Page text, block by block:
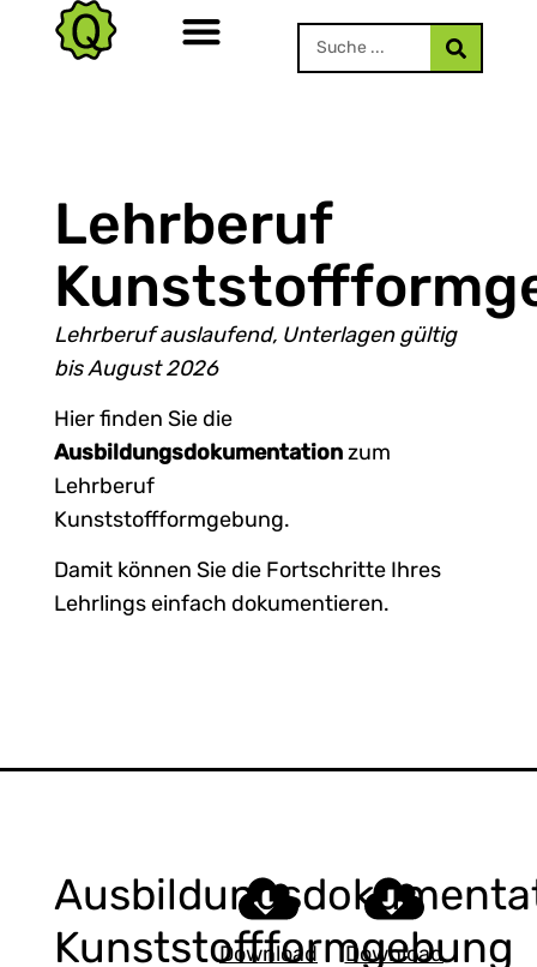
Lehrberuf
Lehrberuf auslaufend, Unterlagen gültig
bis August 2026
Hier finden Sie die
Ausbildungsdokumentationzum
Lehrberuf
Kunststoffformgebung.
Damit können Sie die Fortschritte Ihres
Lehrlings einfach dokumentieren.
Kunststoffformgebung
Download
Download